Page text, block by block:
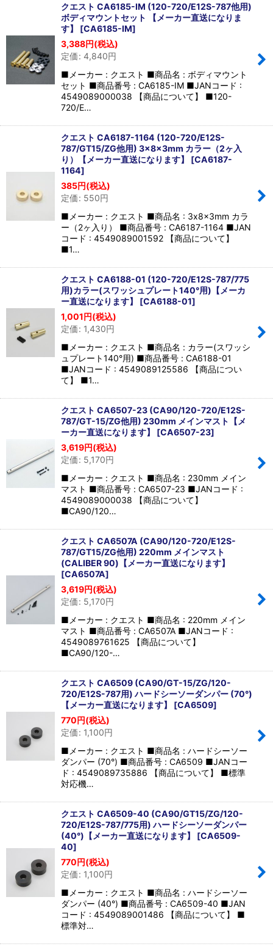
クエスト CA6185-IM (120-720/E12S-787他用)
ボディマウントセット 【メーカー直送になりま
す】 [CA6185-IM]
3,388円(税込)
定価: 4,840円
■メーカー : クエスト ■商品名 : ボディマウント
セット ■商品番号 : CA6185-IM ■JANコード :
4549089000038 【商品について】 ■120-
720/E…
クエスト CA6187-1164 (120-720/E12S-
787/GT15/ZG他用) 3x8x3mm カラー（2ヶ入
り）【メーカー直送になります】 [CA6187-
1164]
385円(税込)
定価: 550円
■メーカー : クエスト ■商品名 : 3x8x3mm カラ
ー（2ヶ入り） ■商品番号 : CA6187-1164 ■JAN
コード : 4549089001592 【商品について】
■1…
クエスト CA6188-01 (120-720/E12S-787/775
用)カラー(スワッシュプレート140°用)【メーカ
ー直送になります】 [CA6188-01]
1,001円(税込)
定価: 1,430円
■メーカー : クエスト ■商品名 : カラー(スワッシ
ュプレート140°用) ■商品番号 : CA6188-01
■JANコード : 4549089125586 【商品につい
て】 ■1…
クエスト CA6507-23 (CA90/120-720/E12S-
787/GT-15/ZG他用) 230mm メインマスト【メ
ーカー直送になります】 [CA6507-23]
3,619円(税込)
定価: 5,170円
■メーカー : クエスト ■商品名 : 230mm メイン
マスト ■商品番号 : CA6507-23 ■JANコード :
4549089000038 【商品について】
■CA90/120…
クエスト CA6507A (CA90/120-720/E12S-
787/GT15/ZG他用) 220mm メインマスト
(CALIBER 90)【メーカー直送になります】
[CA6507A]
3,619円(税込)
定価: 5,170円
■メーカー : クエスト ■商品名 : 220mm メイン
マスト ■商品番号 : CA6507A ■JANコード :
4549089761625 【商品について】
■CA90/120-…
クエスト CA6509 (CA90/GT-15/ZG/120-
720/E12S-787用) ハードシーソーダンパー (70°)
【メーカー直送になります】 [CA6509]
770円(税込)
定価: 1,100円
■メーカー : クエスト ■商品名 : ハードシーソー
ダンパー (70°) ■商品番号 : CA6509 ■JANコー
ド : 4549089735886 【商品について】 ■標準
対応機…
クエスト CA6509-40 (CA90/GT15/ZG/120-
720/E12S-787/775用) ハードシーソーダンパー
(40°)【メーカー直送になります】 [CA6509-
40]
770円(税込)
定価: 1,100円
■メーカー : クエスト ■商品名 : ハードシーソー
ダンパー (40°) ■商品番号 : CA6509-40 ■JAN
コード : 4549089001486 【商品について】 ■
標準対…